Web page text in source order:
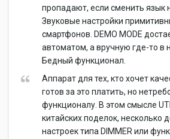
пропадают, если сменить язык
Звуковые настройки
смартфонов. DEMO MODE
автоматом, а вручную где-то в
Бедный функционал.
Аппарат для тех, кто хочет
готов за это платить, но
функционалу. В этом смысле
китайских поделок, несколько
настроек типа DIMMER или